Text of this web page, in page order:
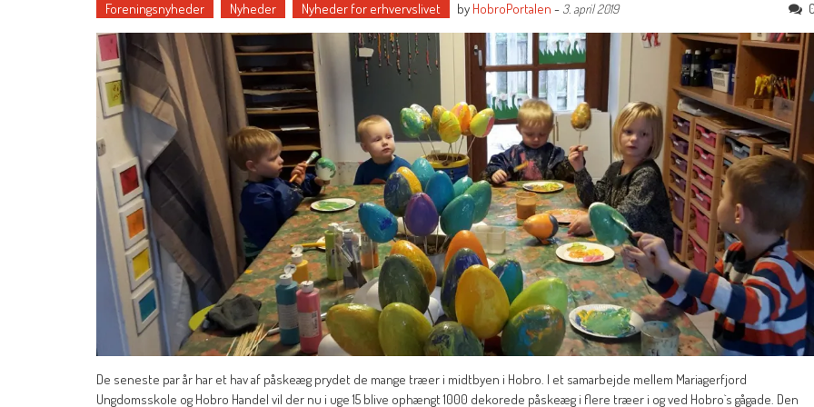
Foreningsnyheder Nyheder Nyheder for erhvervslivet by HobroPortalen - 3. april 2019
De seneste par år har et hav af påskeæg prydet de mange træer i midtbyen i Hobro. I et samarbejde mellem Mariagerfjord
Ungdomsskole og Hobro Handel vil der nu i uge 15 blive ophængt 1000 dekorede påskeæg i flere træer i og ved Hobro`s gågade. Den